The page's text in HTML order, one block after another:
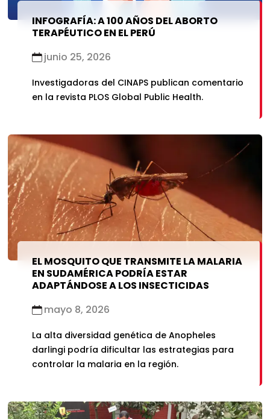
INFOGRAFÍA: A 100 AÑOS DEL ABORTO
TERAPÉUTICO EN EL PERÚ
junio 25, 2026
Investigadoras del CINAPS publican comentario
en la revista PLOS Global Public Health.
EL MOSQUITO QUE TRANSMITE LA MALARIA
EN SUDAMÉRICA PODRÍA ESTAR
ADAPTÁNDOSE A LOS INSECTICIDAS
mayo 8, 2026
La alta diversidad genética de Anopheles
darlingi podría dificultar las estrategias para
controlar la malaria en la región.